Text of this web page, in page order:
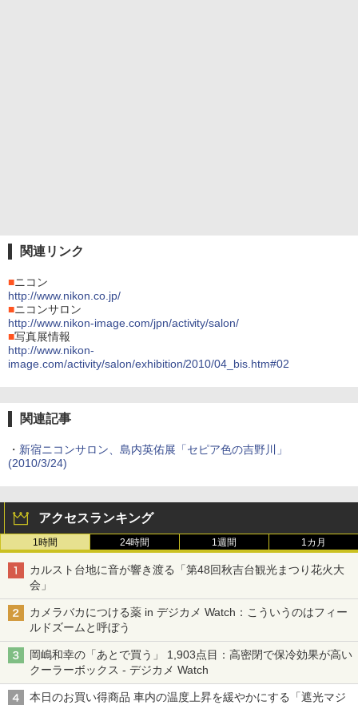
関連リンク
■ニコン
http://www.nikon.co.jp/
■ニコンサロン
http://www.nikon-image.com/jpn/activity/salon/
■写真展情報
http://www.nikon-
image.com/activity/salon/exhibition/2010/04_bis.htm#02
関連記事
・ 新宿ニコンサロン、島内英佑展「セピア色の吉野川」
(2010/3/24)
アクセスランキング
1時間 24時間 1週間 1カ月
カルスト台地に音が響き渡る「第48回秋吉台観光まつり花火大
会」
カメラバカにつける薬 in デジカメ Watch：こういうのはフィー
ルドズームと呼ぼう
岡嶋和幸の「あとで買う」 1,903点目：高密閉で保冷効果が高い
クーラーボックス - デジカメ Watch
本日のお買い得商品 車内の温度上昇を緩やかにする「遮光マジ